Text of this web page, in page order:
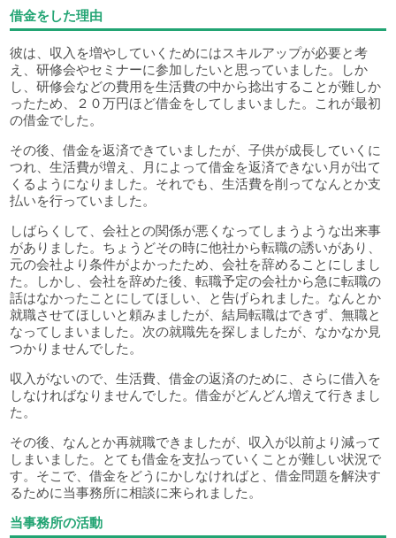
借金をした理由
彼は、収入を増やしていくためにはスキルアップが必要と考
え、研修会やセミナーに参加したいと思っていました。しか
し、研修会などの費用を生活費の中から捻出することが難しか
ったため、２０万円ほど借金をしてしまいました。これが最初
の借金でした。
その後、借金を返済できていましたが、子供が成長していくに
つれ、生活費が増え、月によって借金を返済できない月が出て
くるようになりました。それでも、生活費を削ってなんとか支
払いを行っていました。
しばらくして、会社との関係が悪くなってしまうような出来事
がありました。ちょうどその時に他社から転職の誘いがあり、
元の会社より条件がよかったため、会社を辞めることにしまし
た。しかし、会社を辞めた後、転職予定の会社から急に転職の
話はなかったことにしてほしい、と告げられました。なんとか
就職させてほしいと頼みましたが、結局転職はできず、無職と
なってしまいました。次の就職先を探しましたが、なかなか見
つかりませんでした。
収入がないので、生活費、借金の返済のために、さらに借入を
しなければなりませんでした。借金がどんどん増えて行きまし
た。
その後、なんとか再就職できましたが、収入が以前より減って
しまいました。とても借金を支払っていくことが難しい状況で
す。そこで、借金をどうにかしなければと、借金問題を解決す
るために当事務所に相談に来られました。
当事務所の活動